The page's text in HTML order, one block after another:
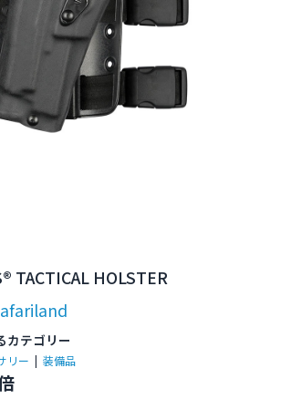
TACTICAL HOLSTER
カテゴリー
リー | 装備品